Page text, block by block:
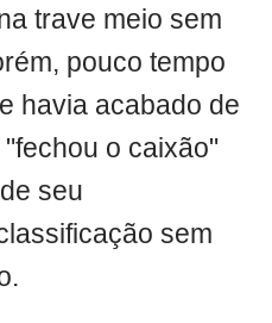
trave meio sem
pouco tempo
havia acabado de
o caixão"
seu
sem